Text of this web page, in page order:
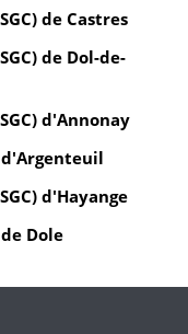
de Castres
de Dol-de-
d'Annonay
d'Hayange
Dole